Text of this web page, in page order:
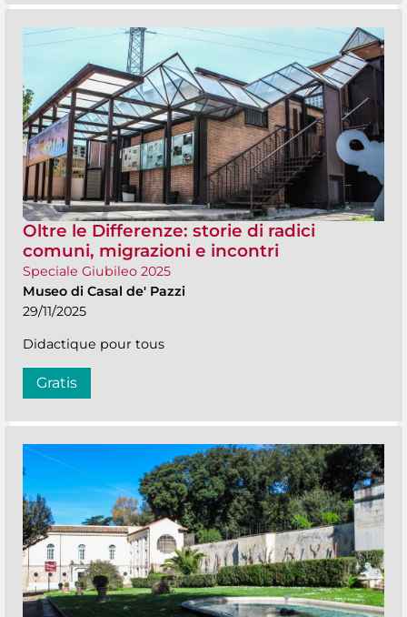
Oltre le Differenze: storie di radici
comuni, migrazioni e incontri
Speciale Giubileo 2025
Museo di Casal de' Pazzi
29/11/2025
Didactique pour tous
Gratis